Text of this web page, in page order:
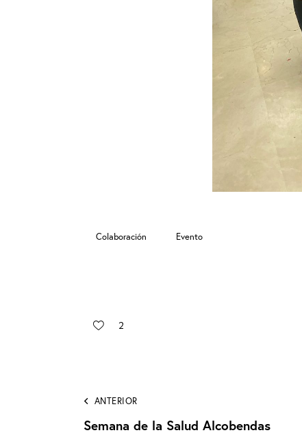
Colaboración Evento
2
ANTERIOR
Semana de la Salud Alcobendas